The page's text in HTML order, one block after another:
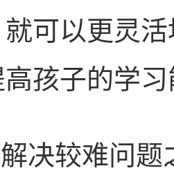
可以更灵
孩子的学
决较难问